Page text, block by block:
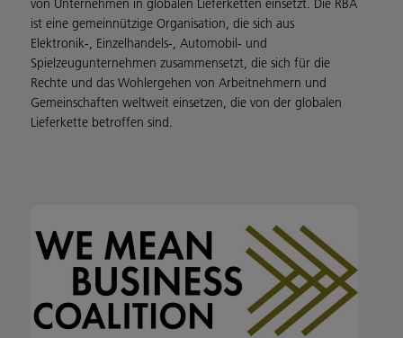
von Unternehmen in globalen Lieferketten einsetzt. Die RBA
ist eine gemeinnützige Organisation, die sich aus
Elektronik-, Einzelhandels-, Automobil- und
Spielzeugunternehmen zusammensetzt, die sich für die
Rechte und das Wohlergehen von Arbeitnehmern und
Gemeinschaften weltweit einsetzen, die von der globalen
Lieferkette betroffen sind.